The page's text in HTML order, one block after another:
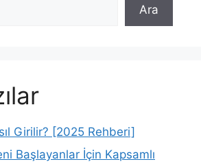
Ara
Girilir? [2025 Rehberi]
Başlayanlar İçin Kapsamlı